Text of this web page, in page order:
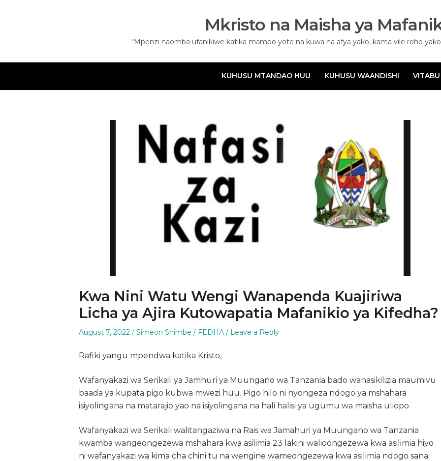
Mkristo na Maisha ya
“Mpenzi naomba ufanikiwe katika mambo yote na kuwa na afya yako, kama vile roho yako
KUHUSU MTANDAO HUU KUHUSU WAANDISHI VITABU
Kwa Nini Watu Wengi Wanapenda Kuajiriwa
Licha ya Ajira Kutowapatia Mafanikio ya Kifedha?
Posted
August 7, 2022 Author
Simeon Shimbe
Posted
FEDHA Leave a Reply
Rafiki yangu mpendwa katika Kristo,
Wafanyakazi wa Serikali ya Jamhuri ya Muungano wa Tanzania bado wanasikilizia maumivu
baada ya kupata pigo kubwa mwezi huu. Pigo hilo ni nyongeza ndogo ya mshahara
isiyolingana na matarajio yao na isiyolingana na hali halisi ya ugumu wa maisha uliopo.
Wafanyakazi wa Serikali walitangaziwa na Rais wa Jamahuri ya Muungano wa Tanzania
kwamba wangeongezewa mshahara kwa asilimia 23 lakini walioongezewa kwa asilimia hiyo
ni wafanyakazi wa kima cha chini tu na wengine wameongezewa kwa asilimia ndogo sana.